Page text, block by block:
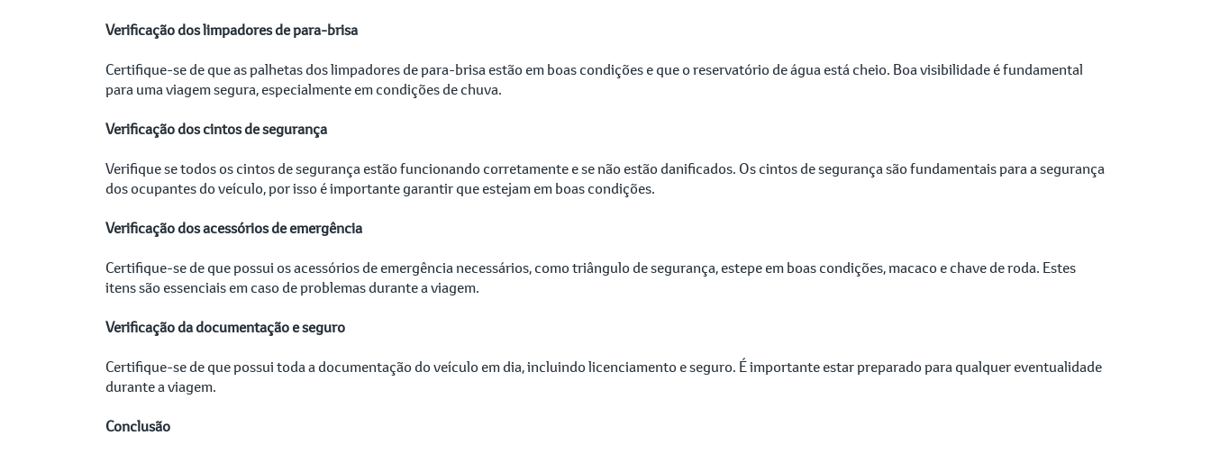
Verificação dos limpadores de para-brisa
Certifique-se de que as palhetas dos limpadores de para-brisa estão em boas condições e que o reservatório de água está cheio. Boa visibilidade é fundamental
para uma viagem segura, especialmente em condições de chuva.
Verificação dos cintos de segurança
Verifique se todos os cintos de segurança estão funcionando corretamente e se não estão danificados. Os cintos de segurança são fundamentais para a segurança
dos ocupantes do veículo, por isso é importante garantir que estejam em boas condições.
Verificação dos acessórios de emergência
Certifique-se de que possui os acessórios de emergência necessários, como triângulo de segurança, estepe em boas condições, macaco e chave de roda. Estes
itens são essenciais em caso de problemas durante a viagem.
Verificação da documentação e seguro
Certifique-se de que possui toda a documentação do veículo em dia, incluindo licenciamento e seguro. É importante estar preparado para qualquer eventualidade
durante a viagem.
Conclusão